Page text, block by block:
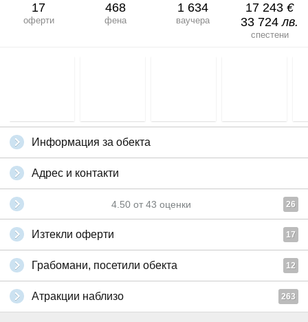
17
оферти
468
фена
1 634
ваучера
17 243 €
33 724лв.
спестени
Информация за обекта
Адрес и контакти
4.50 от 43 оценки 26
Изтекли оферти 17
Грабомани, посетили обекта 12
Атракции наблизо 263